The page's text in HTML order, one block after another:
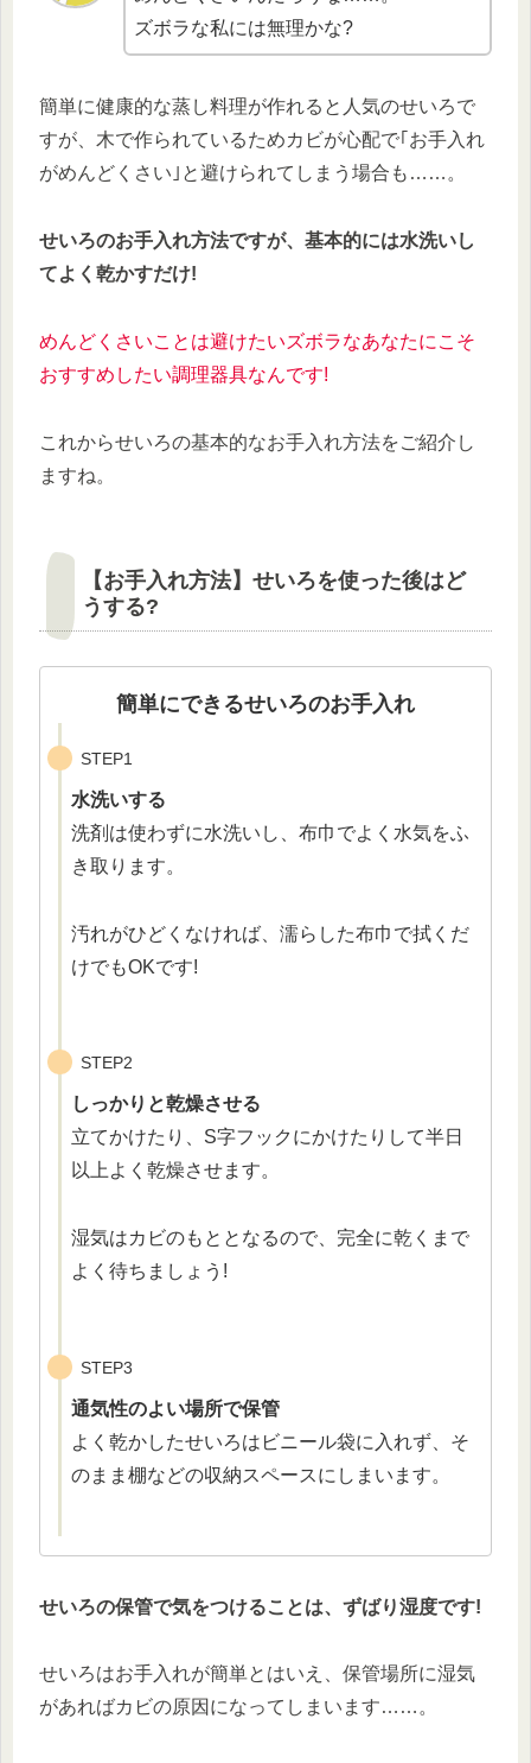
ズボラな私には無理かな?
簡単に健康的な蒸し料理が作れると人気のせいろで
すが、木で作られているためカビが心配で｢お手入れ
がめんどくさい｣と避けられてしまう場合も……。
せいろのお手入れ方法ですが、基本的には水洗いし
てよく乾かすだけ!
めんどくさいことは避けたいズボラなあなたにこそ
おすすめしたい調理器具なんです!
これからせいろの基本的なお手入れ方法をご紹介し
ますね。
【お手入れ方法】せいろを使った後はど
うする?
簡単にできるせいろのお手入れ
STEP1
水洗いする
洗剤は使わずに水洗いし、布巾でよく水気をふ
き取ります。
汚れがひどくなければ、濡らした布巾で拭くだ
けでもOKです!
STEP2
しっかりと乾燥させる
立てかけたり、S字フックにかけたりして半日
以上よく乾燥させます。
湿気はカビのもととなるので、完全に乾くまで
よく待ちましょう!
STEP3
通気性のよい場所で保管
よく乾かしたせいろはビニール袋に入れず、そ
のまま棚などの収納スペースにしまいます。
せいろの保管で気をつけることは、ずばり湿度です!
せいろはお手入れが簡単とはいえ、保管場所に湿気
があればカビの原因になってしまいます……。